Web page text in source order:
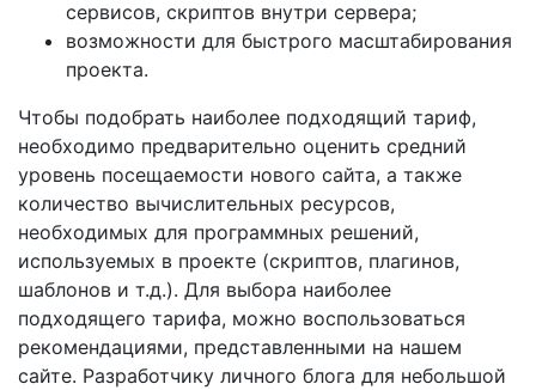
сервисов, скриптов внутри сервера;
возможности для быстрого масштабирования
проекта.
Чтобы подобрать наиболее подходящий тариф,
необходимо предварительно оценить средний
уровень посещаемости нового сайта, а также
количество вычислительных ресурсов,
необходимых для программных решений,
используемых в проекте (скриптов, плагинов,
шаблонов и т.д.). Для выбора наиболее
подходящего тарифа, можно воспользоваться
рекомендациями, представленными на нашем
сайте. Разработчику личного блога для небольшой